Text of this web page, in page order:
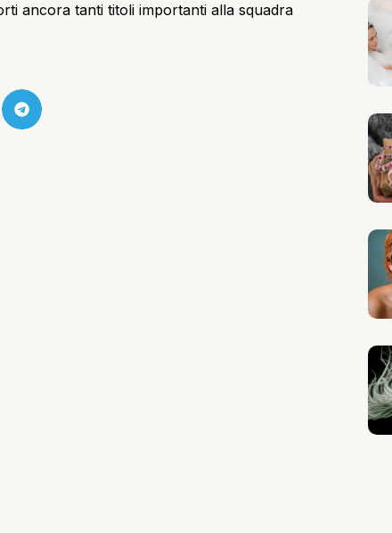
ancora tanti titoli importanti alla squadra